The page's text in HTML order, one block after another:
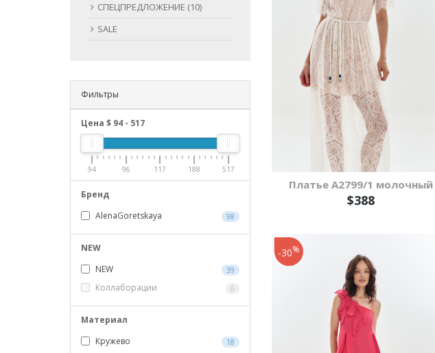
СПЕЦПРЕДЛОЖЕНИЕ (10)
SALE
Фильтры
Цена $ 94 - 517
94 96 117 188 517
Бренд
AlenaGoretskaya
98
NEW
NEW
39
Коллаборации 0
Материал
Кружево
18
Платье A2799/1 молочный
$388
-30%